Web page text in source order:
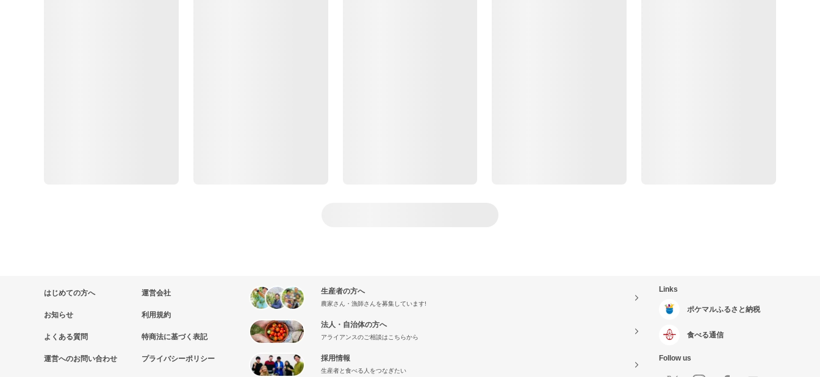
はじめての方へ
お知らせ
よくある質問
運営へのお問い合わせ
運営会社
利用規約
特商法に基づく表記
プライバシーポリシー
生産者の方へ
農家さん・漁師さんを募集しています!
法人・自治体の方へ
アライアンスのご相談はこちらから
採用情報
生産者と食べる人をつなぎたい
Links
ポケマルふるさと納税
食べる通信
Follow us